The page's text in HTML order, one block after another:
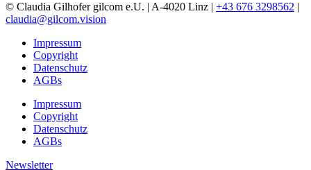
© Claudia Gilhofer gilcom e.U. | A-4020 Linz | +43 676 3298562 |
claudia@gilcom.vision
Impressum
Copyright
Datenschutz
AGBs
Impressum
Copyright
Datenschutz
AGBs
Newsletter